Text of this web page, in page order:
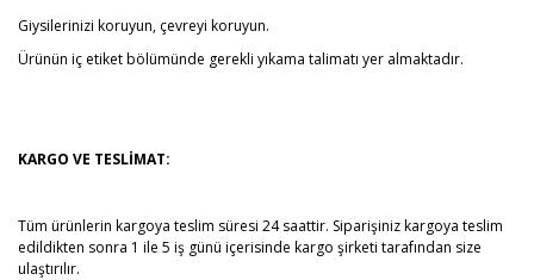
Giysilerinizi koruyun, çevreyi koruyun.
Ürünün iç etiket bölümünde gerekli yıkama talimatı yer almaktadır.
KARGO VE TESLİMAT:
Tüm ürünlerin kargoya teslim süresi 24 saattir. Siparişiniz kargoya teslim
edildikten sonra 1 ile 5 iş günü içerisinde kargo şirketi tarafından size
ulaştırılır.